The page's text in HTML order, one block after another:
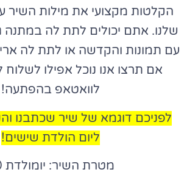
הקלטות מקצועי את מילות השיר
שלנו. אתם יכולים לתת לה במתנה
עם תמונות והקדשה או לתת לה
אם תרצו אנו נוכל אפילו
לוואטאפ בהפתעה!
לפניכם דוגמא של שיר שכתבנו
ליום הולדת שישים!
מטרת השיר: יומולדת 60